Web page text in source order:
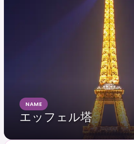
NAME
エッフェル塔